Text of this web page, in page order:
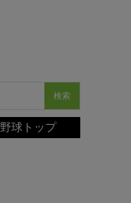
検索
野球トップ